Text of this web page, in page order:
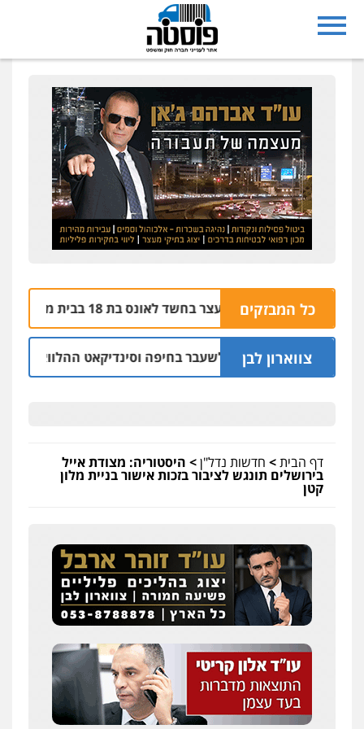
כל המבזקים
בת ים: בן 51 נעצר בחשד לאונס בת 18 בבית מלון 06.08 | 21:59
צווארון לבן
יו"ר ש"ס לשעבר בחיפה וסינדיקאט ההלוואות של
דף הבית> חדשות נדל"ן> היסטוריה: מצודת אייל
בירושלים תונגש לציבור בזכות אישור בניית מלון
קטן